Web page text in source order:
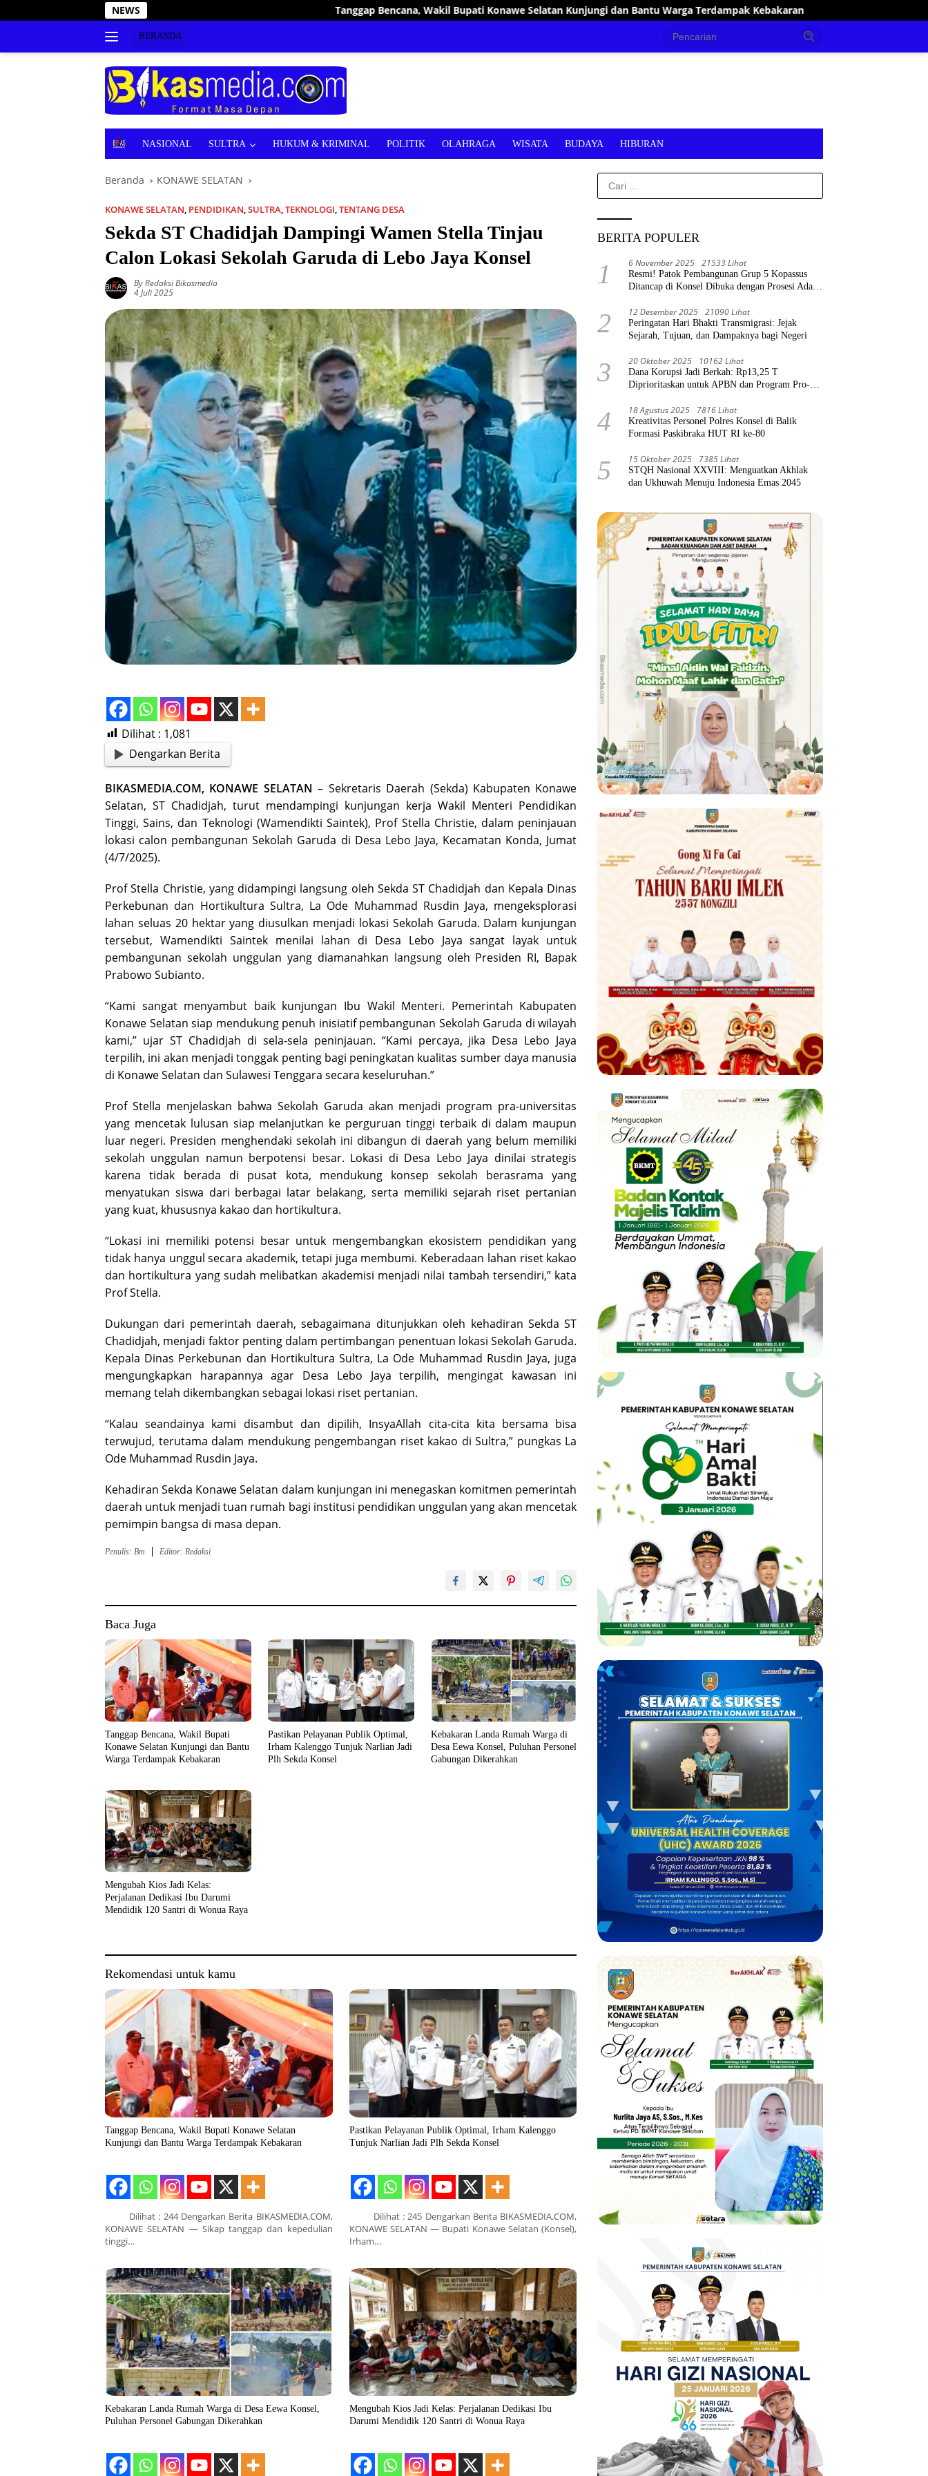
ke
NEWS Tanggap Bencana, Wakil Bupati Konawe Selatan Kunjungi dan Bantu Warga Terdampak Kebakaran Pastikan Pelayanan Publik Optimal, Irham
BERANDA
B
I
A
NASIONAL SULTRA HUKUM & KRIMINAL POLITIK OLAHRAGA WISATA BUDAYA HIBURAN
Beranda KONAWE SELATAN
KONAWE SELATAN, PENDIDIKAN,SULTRA,TEKNOLOGI,TENTANG DESA
Sekda ST Chadidjah Dampingi Wamen Stella Tinjau
Calon Lokasi Sekolah Garuda di Lebo Jaya Konsel
By Redaksi Bikasmedia
4 Juli 2025
Dilihat : 1,081
Dengarkan Berita
BIKASMEDIA.COM, KONAWE SELATAN – Sekretaris Daerah (Sekda) Kabupaten Konawe
Selatan, ST Chadidjah, turut mendampingi kunjungan kerja Wakil Menteri Pendidikan
Tinggi, Sains, dan Teknologi (Wamendikti Saintek), Prof Stella Christie, dalam peninjauan
lokasi calon pembangunan Sekolah Garuda di Desa Lebo Jaya, Kecamatan Konda, Jumat
(4/7/2025).
Prof Stella Christie, yang didampingi langsung oleh Sekda ST Chadidjah dan Kepala Dinas
Perkebunan dan Hortikultura Sultra, La Ode Muhammad Rusdin Jaya, mengeksplorasi
lahan seluas 20 hektar yang diusulkan menjadi lokasi Sekolah Garuda. Dalam kunjungan
tersebut, Wamendikti Saintek menilai lahan di Desa Lebo Jaya sangat layak untuk
pembangunan sekolah unggulan yang diamanahkan langsung oleh Presiden RI, Bapak
Prabowo Subianto.
“Kami sangat menyambut baik kunjungan Ibu Wakil Menteri. Pemerintah Kabupaten
Konawe Selatan siap mendukung penuh inisiatif pembangunan Sekolah Garuda di wilayah
kami,” ujar ST Chadidjah di sela-sela peninjauan. “Kami percaya, jika Desa Lebo Jaya
terpilih, ini akan menjadi tonggak penting bagi peningkatan kualitas sumber daya manusia
di Konawe Selatan dan Sulawesi Tenggara secara keseluruhan.”
Prof Stella menjelaskan bahwa Sekolah Garuda akan menjadi program pra-universitas
yang mencetak lulusan siap melanjutkan ke perguruan tinggi terbaik di dalam maupun
luar negeri. Presiden menghendaki sekolah ini dibangun di daerah yang belum memiliki
sekolah unggulan namun berpotensi besar. Lokasi di Desa Lebo Jaya dinilai strategis
karena tidak berada di pusat kota, mendukung konsep sekolah berasrama yang
menyatukan siswa dari berbagai latar belakang, serta memiliki sejarah riset pertanian
yang kuat, khususnya kakao dan hortikultura.
“Lokasi ini memiliki potensi besar untuk mengembangkan ekosistem pendidikan yang
tidak hanya unggul secara akademik, tetapi juga membumi. Keberadaan lahan riset kakao
dan hortikultura yang sudah melibatkan akademisi menjadi nilai tambah tersendiri,” kata
Prof Stella.
Dukungan dari pemerintah daerah, sebagaimana ditunjukkan oleh kehadiran Sekda ST
Chadidjah, menjadi faktor penting dalam pertimbangan penentuan lokasi Sekolah Garuda.
Kepala Dinas Perkebunan dan Hortikultura Sultra, La Ode Muhammad Rusdin Jaya, juga
mengungkapkan harapannya agar Desa Lebo Jaya terpilih, mengingat kawasan ini
memang telah dikembangkan sebagai lokasi riset pertanian.
“Kalau seandainya kami disambut dan dipilih, InsyaAllah cita-cita kita bersama bisa
terwujud, terutama dalam mendukung pengembangan riset kakao di Sultra,” pungkas La
Ode Muhammad Rusdin Jaya.
Kehadiran Sekda Konawe Selatan dalam kunjungan ini menegaskan komitmen pemerintah
daerah untuk menjadi tuan rumah bagi institusi pendidikan unggulan yang akan mencetak
pemimpin bangsa di masa depan.
Penulis: Bm Editor: Redaksi
Baca Juga
Tanggap Bencana, Wakil Bupati
Konawe Selatan Kunjungi dan Bantu
Warga Terdampak Kebakaran
Pastikan Pelayanan Publik Optimal,
Irham Kalenggo Tunjuk Narlian Jadi
Plh Sekda Konsel
Kebakaran Landa Rumah Warga di
Desa Eewa Konsel, Puluhan Personel
Gabungan Dikerahkan
Mengubah Kios Jadi Kelas:
Perjalanan Dedikasi Ibu Darumi
Mendidik 120 Santri di Wonua Raya
Rekomendasi untuk kamu
Tanggap Bencana, Wakil Bupati Konawe Selatan
Kunjungi dan Bantu Warga Terdampak Kebakaran
Dilihat : 244 Dengarkan Berita BIKASMEDIA.COM,
KONAWE SELATAN — Sikap tanggap dan kepedulian
tinggi…
Pastikan Pelayanan Publik Optimal, Irham Kalenggo
Tunjuk Narlian Jadi Plh Sekda Konsel
Dilihat : 245 Dengarkan Berita BIKASMEDIA.COM,
KONAWE SELATAN — Bupati Konawe Selatan (Konsel),
Irham…
Kebakaran Landa Rumah Warga di Desa Eewa Konsel,
Puluhan Personel Gabungan Dikerahkan
Mengubah Kios Jadi Kelas: Perjalanan Dedikasi Ibu
Darumi Mendidik 120 Santri di Wonua Raya
Cari
untuk:
BERITA POPULER
1 6 November 2025 21533 Lihat
Resmi! Patok Pembangunan Grup 5 Kopassus
Ditancap di Konsel Dibuka dengan Prosesi Adat
2 12 Desember 2025 21090 Lihat
Peringatan Hari Bhakti Transmigrasi: Jejak
Sejarah, Tujuan, dan Dampaknya bagi Negeri
3 20 Oktober 2025 10162 Lihat
Dana Korupsi Jadi Berkah: Rp13,25 T
Diprioritaskan untuk APBN dan Program Pro-
4 18 Agustus 2025 7816 Lihat
Kreativitas Personel Polres Konsel di Balik
Formasi Paskibraka HUT RI ke-80
5 15 Oktober 2025 7385 Lihat
STQH Nasional XXVIII: Menguatkan Akhlak
dan Ukhuwah Menuju Indonesia Emas 2045